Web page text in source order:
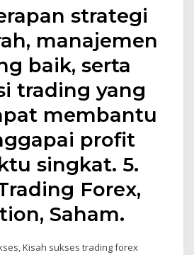
strategi
manajemen
baik, serta
trading yang
membantu
profit
singkat. 5.
Forex,
Saham.
Kisah sukses trading forex